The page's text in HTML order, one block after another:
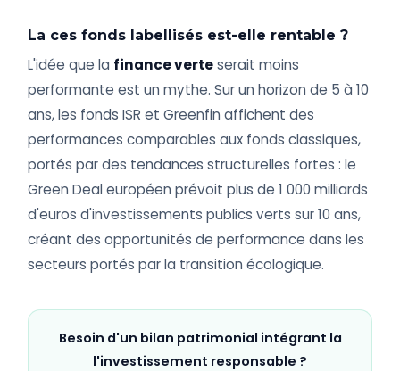
La ces fonds labellisés est-elle rentable ?
L'idée que la finance verteserait moins
performante est un mythe. Sur un horizon de 5 à 10
ans, les fonds ISR et Greenfin affichent des
performances comparables aux fonds classiques,
portés par des tendances structurelles fortes : le
Green Deal européen prévoit plus de 1 000 milliards
d'euros d'investissements publics verts sur 10 ans,
créant des opportunités de performance dans les
secteurs portés par la transition écologique.
Besoin d'un bilan patrimonial intégrant la
l'investissement responsable ?